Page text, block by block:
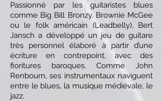
Passionné par les guitaristes blues
comme Big Bill Bronzy, Brownie McGee
ou le folk américain (Leadbelly), Bert
Jansch a développé un jeu de guitare
très personnel élaboré à partir d’une
écriture en contrepoint, avec des
fioritures baroques. Comme John
Renbourn, ses instrumentaux naviguent
entre le blues, la musique médiévale, le
jazz.